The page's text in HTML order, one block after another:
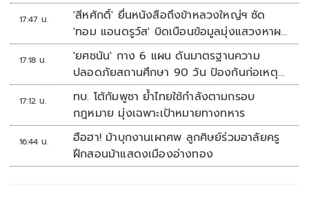
17:47 น.
'สีหศักดิ์' ยื่นหนังสือถึงข้าหลวงใหญ่ฯ ซัด
'ทอม แอนดรูว์ส' บิดเบือนข้อมูลมุ่งแสวงหาผล
ประโยชน์ทางการเมือง
17:18 น.
'ยศชนัน' กาง 6 แผน ดันมาตรฐานความ
ปลอดภัยสถานศึกษา 90 วัน ป้องกันก่อเหตุ
รุนแรง
17:12 น.
ทบ. โต้กัมพูชา ย้ำไทยใช้กำลังตามกรอบ
กฎหมาย มุ่งเฉพาะเป้าหมายทางทหาร
16:44 น.
ฮือฮา! ม้าบุกงานเผาศพ ลูกศิษย์ร่วมอาลัยครู
ฝึกสอนม้าแสดงเมืองอ่างทอง